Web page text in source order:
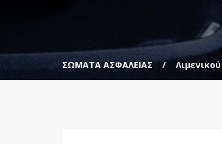
ΣΩΜΑΤΑ ΑΣΦΑΛΕΙΑΣ Λιμενικού